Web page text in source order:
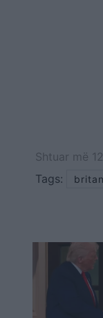
Shtuar më
Tags: